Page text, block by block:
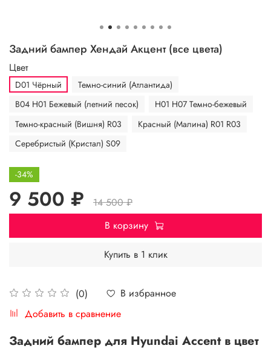
Задний бампер Хендай Акцент (все цвета)
(0)
В избранное
Добавить в сравнение
Цвет
D01 Чёрный
Темно-синий (Атлантида)
B04 H01 Бежевый (летний песок)
H01 H07 Темно-бежевый
Темно-красный (Вишня) R03
Красный (Малина) R01 R03
Серебристый (Кристал) S09
-34%
9 500 ₽
14 500 ₽
В корзину
Купить в 1 клик
Задний бампер для Hyundai Accent в цвет